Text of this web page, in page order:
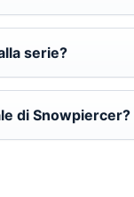
serie?
di Snowpiercer?